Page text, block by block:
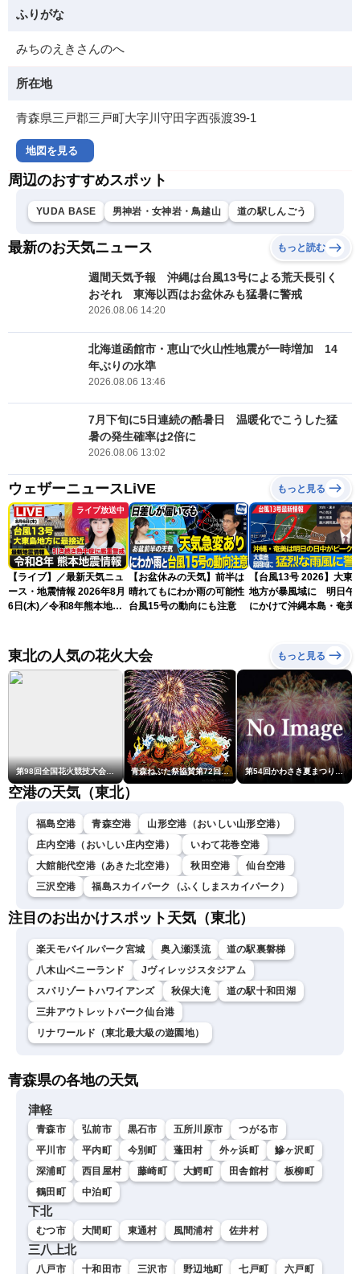
ふりがな
みちのえきさんのへ
所在地
青森県三戸郡三戸町大字川守田字西張渡39-1
地図を見る
周辺のおすすめスポット
YUDA BASE 男神岩・女神岩・鳥越山 道の駅しんごう
最新のお天気ニュース もっと読む
週間天気予報 沖縄は台風13号による荒天長引く
おそれ 東海以西はお盆休みも猛暑に警戒
2026.08.06 14:20
北海道函館市・恵山で火山性地震が一時増加 14
年ぶりの水準
2026.08.06 13:46
7月下旬に5日連続の酷暑日 温暖化でこうした猛
暑の発生確率は2倍に
2026.08.06 13:02
ウェザーニュースLiVE もっと見る
ライブ放送中
【ライブ】／最新天気ニュ
ース・地震情報 2026年8月
6日(木)／令和8年熊本地震
ースLiVEアフタヌーン・青
原桃香／本田竜也〉
【お盆休みの天気】前半は
晴れてもにわか雨の可能性
台風15号の動向にも注意
【台風13号 2026】大東
地方が暴風域に 明日午
にかけて沖縄本島・奄美
東北の人気の花火大会 もっと見る
第98回全国花火競技大会「大曲の花火」 青森ねぶた祭協賛第72回青森花火大会 第54回かわさき夏まつり花火大会「おらが自慢のでっかい花火」
空港の天気（東北）
福島空港 青森空港
山形空港（おいしい山形空港）
庄内空港（おいしい庄内空港）
いわて花巻空港
大館能代空港（あきた北空港）
秋田空港
仙台空港
三沢空港
福島スカイパーク（ふくしまスカイパーク）
注目のお出かけスポット天気（東北）
楽天モバイルパーク宮城 奥入瀬渓流
道の駅裏磐梯
八木山ベニーランド
Jヴィレッジスタジアム
スパリゾートハワイアンズ
秋保大滝
道の駅十和田湖
三井アウトレットパーク仙台港
リナワールド（東北最大級の遊園地）
青森県の各地の天気
津軽
青森市 弘前市 黒石市 五所川原市
つがる市
平川市
平内町 今別町 蓬田村 外ヶ浜町
鰺ヶ沢町
深浦町
西目屋村 藤崎町 大鰐町 田舎館村
板柳町
鶴田町
中泊町
下北
むつ市 大間町 東通村 風間浦村 佐井村
三八上北
八戸市 十和田市 三沢市 野辺地町 七戸町 六戸町